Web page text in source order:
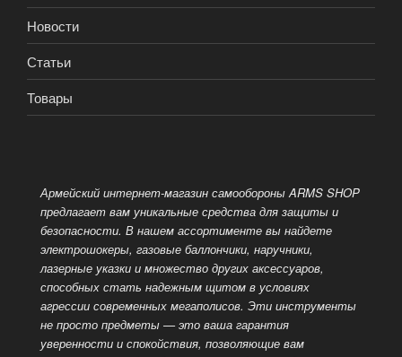
Новости
Статьи
Товары
Армейский интернет-магазин самообороны ARMS SHOP
предлагает вам уникальные средства для защиты и
безопасности. В нашем ассортименте вы найдете
электрошокеры, газовые баллончики, наручники,
лазерные указки и множество других аксессуаров,
способных стать надежным щитом в условиях
агрессии современных мегаполисов. Эти инструменты
не просто предметы — это ваша гарантия
уверенности и спокойствия, позволяющие вам